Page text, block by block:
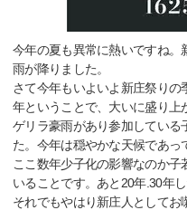
今年の夏も異常に熱いですね。
雨が降りました。
さて今年もいよいよ新庄祭りの
年ということで、大いに盛り上
ゲリラ豪雨があり参加している
た。今年は穏やかな天候であっ
ここ数年少子化の影響なのか
いることです。あと20年.30年
それでもやはり新庄人としてお